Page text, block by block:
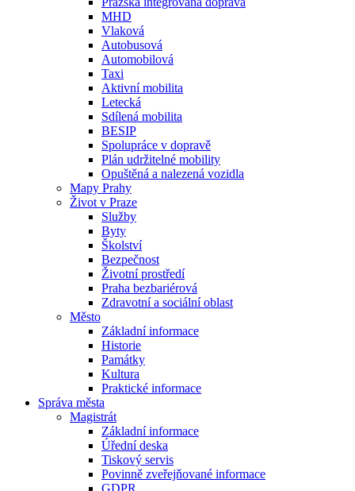
MHD
Vlaková
Autobusová
Automobilová
Taxi
Aktivní mobilita
Letecká
Sdílená mobilita
BESIP
Spolupráce v dopravě
Plán udržitelné mobility
Opuštěná a nalezená vozidla
Mapy Prahy
Život v Praze
Služby
Byty
Školství
Bezpečnost
Životní prostředí
Praha bezbariérová
Zdravotní a sociální oblast
Město
Základní informace
Historie
Památky
Kultura
Praktické informace
Správa města
Magistrát
Základní informace
Úřední deska
Tiskový servis
Povinně zveřejňované informace
GDPR